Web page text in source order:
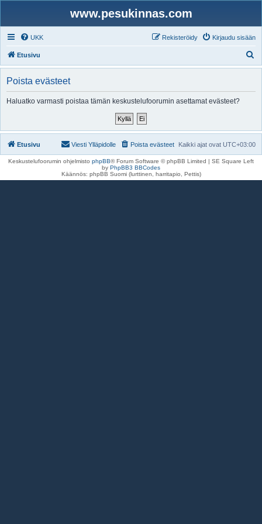
www.pesukinnas.com
UKK Kirjaudu sisään
Rekisteröidy
Etusivu
t
Poista evästeet
Haluatko varmasti poistaa tämän keskustelufoorumin asettamat evästeet?
Etusivu Kaikki ajat ovat UTC+03:00
Poista evästeet
Viesti Ylläpidolle
Keskustelufoorumin ohjelmisto phpBB® Forum Software © phpBB Limited | SE Square Left
by PhpBB3 BBCodes
Käännös: phpBB Suomi (lurttinen, harritapio, Pettis)